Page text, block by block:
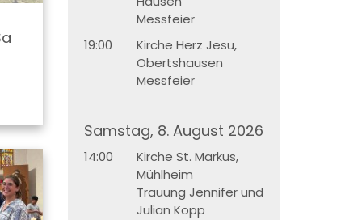
Messfeier
19:00
Kirche Herz Jesu,
Obertshausen
Messfeier
Samstag, 8. August 2026
14:00
Kirche St. Markus,
Mühlheim
Trauung Jennifer und
Julian Kopp